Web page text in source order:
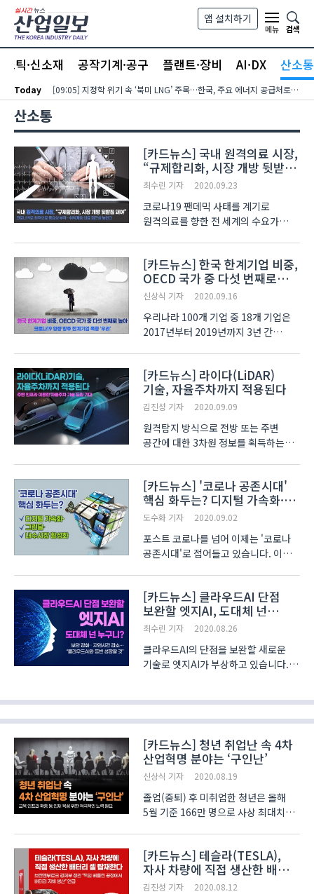
본문 바로가기
앱 설치하기
메뉴
검색
틱·신소재 공작기계·공구 플랜트·장비 AI·DX 산소통
Today [09:05] 지정학 위기 속 ‘북미 LNG’ 주목…한국, 주요 에너지 공급처로 확보해야
산소통
[카드뉴스] 국내 원격의료 시장,
“규제합리화, 시장 개방 뒷받침
돼야”
최수린 기자 2020.09.23
코로나19 팬데믹 사태를 계기로
원격의료를 향한 전 세계의 수요가
24일부터 코로나19의 감염 확산을
예방하기 위한 목적으로 전화를 통한
상담과 처방, 대리처방 등을 한..
[카드뉴스] 한국 한계기업 비중,
OECD 국가 중 다섯 번째로
높아
신상식 기자 2020.09.16
우리나라 100개 기업 중 18개 기업은
2017년부터 2019년까지 3년 간
전국경제인연합회(이하 전경련)가
OECD 가입국을 대상으로 ‘한계기업’
비중을 조사한 결과, 한국의 한계기업
비중..
[카드뉴스] 라이다(LiDAR)
기술, 자율주차까지 적용된다
김진성 기자 2020.09.09
원격탐지 방식으로 전방 또는 주변
공간에 대한 3차원 정보를 획득하는
하고 있습니다. 최근에는 라이다
기술의 활용범위가 더욱 넓어져,
자율주행 뿐만 아니라 주변 인프라를
활용..
[카드뉴스] '코로나 공존시대'
핵심 화두는? 디지털 가속화·
그린딜·내수시장 활성화
도수화 기자 2020.09.02
포스트 코로나를 넘어 이제는 '코로나
공존시대'로 접어들고 있습니다. 이에
투입이 코로나19를 극복하는 열쇠가 될
것이라는 의견이 제기됐습니다.
한국무역협회(이하 K..
[카드뉴스] 클라우드AI 단점
보완할 엣지AI, 도대체 넌
누구니?
최수린 기자 2020.08.26
클라우드AI의 단점을 보완할 새로운
기술로 엣지AI가 부상하고 있습니다.
디바이스 의존도가 높아지는 현실 속
더욱 두각을 드러내고 있는데요.
클라우드AI는 방대한 양의 데..
[카드뉴스] 청년 취업난 속 4차
산업혁명 분야는 ‘구인난’
신상식 기자 2020.08.19
졸업(중퇴) 후 미취업한 청년은 올해
5월 기준 166만 명으로 사상 최대치를
겪고 있다는 조사결과가 나왔습니다.
한국경제연구원(이하 KERI)이 한국의
4차 산업혁명 ..
[카드뉴스] 테슬라(TESLA),
자사 차량에 직접 생산한 배터리
셀 탑재한다
김진성 기자 2020.08.12